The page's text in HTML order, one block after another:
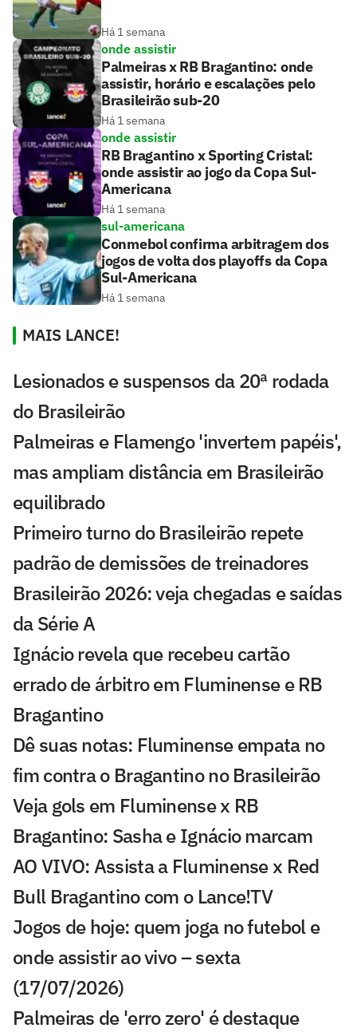
Há 1 semana
onde assistir
Palmeiras x RB Bragantino: onde
assistir, horário e escalações pelo
Brasileirão sub-20
Há 1 semana
onde assistir
RB Bragantino x Sporting Cristal:
onde assistir ao jogo da Copa Sul-
Americana
Há 1 semana
sul-americana
Conmebol confirma arbitragem dos
jogos de volta dos playoffs da Copa
Sul-Americana
Há 1 semana
MAIS LANCE!
Lesionados e suspensos da 20ª rodada
do Brasileirão
Palmeiras e Flamengo 'invertem papéis',
mas ampliam distância em Brasileirão
equilibrado
Primeiro turno do Brasileirão repete
padrão de demissões de treinadores
Brasileirão 2026: veja chegadas e saídas
da Série A
Ignácio revela que recebeu cartão
errado de árbitro em Fluminense e RB
Bragantino
Dê suas notas: Fluminense empata no
fim contra o Bragantino no Brasileirão
Veja gols em Fluminense x RB
Bragantino: Sasha e Ignácio marcam
AO VIVO: Assista a Fluminense x Red
Bull Bragantino com o Lance!TV
Jogos de hoje: quem joga no futebol e
onde assistir ao vivo – sexta
(17/07/2026)
Palmeiras de 'erro zero' é destaque